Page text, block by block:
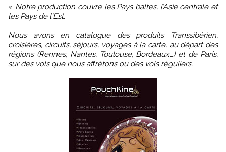
« Notre production couvre les Pays baltes, l’Asie centrale et
les Pays de l'Est.
Nous avons en catalogue des produits Transsibérien,
croisières, circuits, séjours, voyages à la carte, au départ des
régions (Rennes, Nantes, Toulouse, Bordeaux…) et de Paris,
sur des vols que nous affrétons ou des vols réguliers.